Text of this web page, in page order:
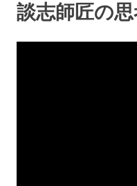
談志師匠の